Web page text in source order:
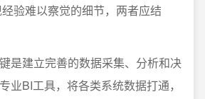
验难以察觉的细节，两者应结
是建立完善的数据采集、分析和决
业BI工具，将各类系统数据打通，